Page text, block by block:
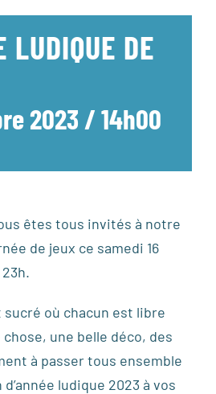
LUDIQUE DE
2023 / 14h00
êtes tous invités à notre
de jeux ce samedi 16
où chacun est libre
chose, une belle déco, des
à passer tous ensemble
ludique 2023 à vos